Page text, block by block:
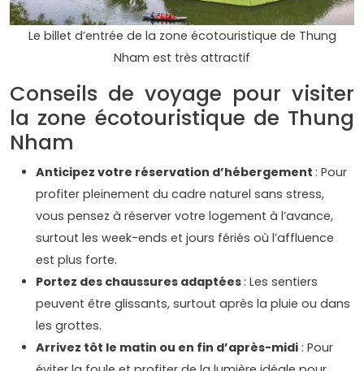
Le billet d’entrée de la zone écotouristique de Thung
Nham est très attractif
Conseils de voyage pour visiter
la zone écotouristique de Thung
Nham
Anticipez votre réservation d’hébergement : Pour
profiter pleinement du cadre naturel sans stress,
vous pensez à réserver votre logement à l’avance,
surtout les week-ends et jours fériés où l’affluence
est plus forte.
Portez des chaussures adaptées: Les sentiers
peuvent être glissants, surtout après la pluie ou dans
les grottes.
Arrivez tôt le matin ou en fin d’après-midi : Pour